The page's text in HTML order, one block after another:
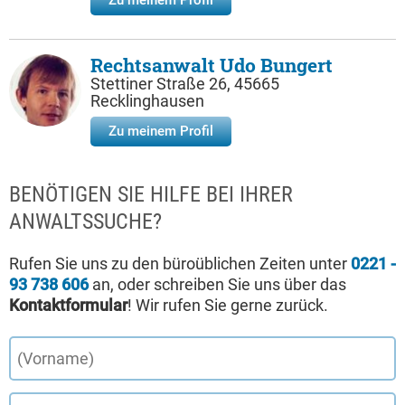
Rechtsanwalt Udo Bungert
Stettiner Straße 26, 45665
Recklinghausen
Zu meinem Profil
BENÖTIGEN SIE HILFE BEI IHRER
ANWALTSSUCHE?
Rufen Sie uns zu den büroüblichen Zeiten unter 0221 -
93 738 606an, oder schreiben Sie uns über das
Kontaktformular! Wir rufen Sie gerne zurück.